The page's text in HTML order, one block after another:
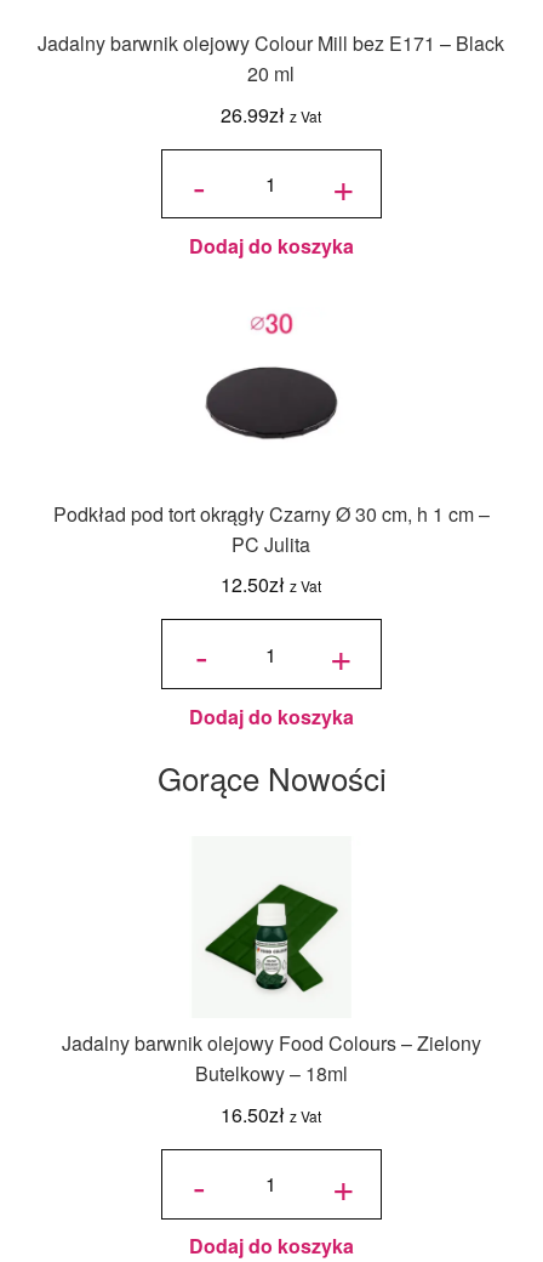
Jadalny barwnik olejowy Colour Mill bez E171 – Black
20 ml
26.99zł z Vat
-
ilość
olejowy
Colour
Mill bez
E171 -
Black
+
Dodaj do koszyka
Podkład pod tort okrągły Czarny Ø 30 cm, h 1 cm –
PC Julita
12.50zł z Vat
-
ilość
okrągły
Czarny
Ø 30
cm, h 1
cm - PC
+
Dodaj do koszyka
Gorące Nowości
Jadalny barwnik olejowy Food Colours – Zielony
Butelkowy – 18ml
16.50zł z Vat
-
ilość
olejowy
Food
Colours -
Zielony
Butelkowy
+
Dodaj do koszyka